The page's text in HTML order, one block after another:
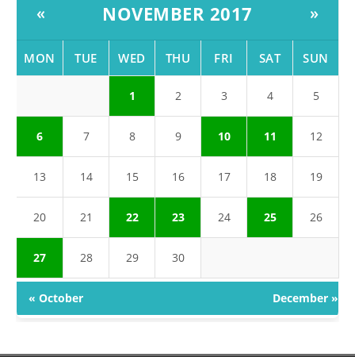
« NOVEMBER 2017 »
MON TUE WED THU FRI SAT SUN
1 2 3 4 5
6 7 8 9 10 11 12
13 14 15 16 17 18 19
20 21 22 23 24 25 26
27 28 29 30
« October December »